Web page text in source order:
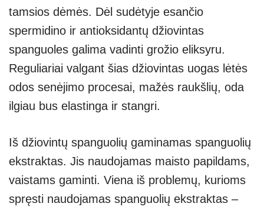
tamsios dėmės. Dėl sudėtyje esančio
spermidino ir antioksidantų džiovintas
spanguoles galima vadinti grožio eliksyru.
Reguliariai valgant šias džiovintas uogas lėtės
odos senėjimo procesai, mažės raukšlių, oda
ilgiau bus elastinga ir stangri.
Iš džiovintų spanguolių gaminamas spanguolių
ekstraktas. Jis naudojamas maisto papildams,
vaistams gaminti. Viena iš problemų, kurioms
spręsti naudojamas spanguolių ekstraktas –